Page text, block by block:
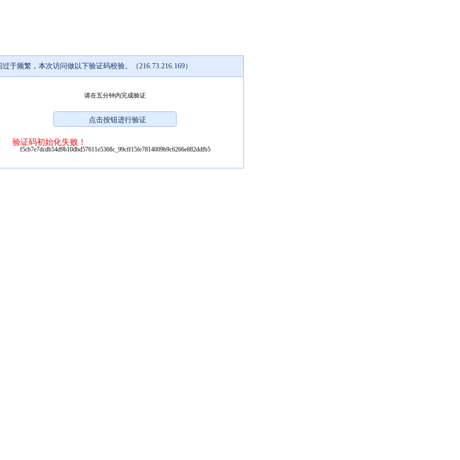
过于频繁，本次访问做以下验证码校验。（216.73.216.169）
请在五分钟内完成验证
验证码初始化失败！
f5cb7e7dcdb54d9b10dbd57611e5368c_99cff15fe7814009b9c6266e882ddfb5